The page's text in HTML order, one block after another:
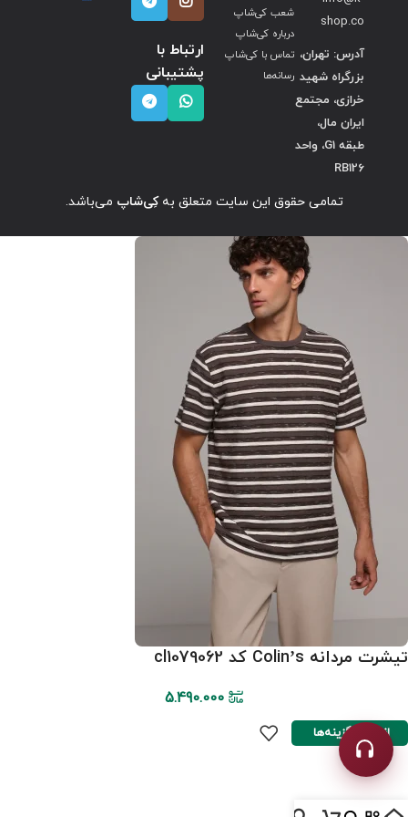
shop.co
آدرس: تهران،
بزرگراه شهید
خرازی، مجتمع
ایران مال،
طبقه G1، واحد
RB126
شعب کی‌شاپ
درباره کی‌شاپ
تماس با کی‌شاپ
رسانه‌ها
ارتباط با
پشتیبانی
تمامی حقوق این سایت متعلق بهکِی‌شاپ می‌باشد.
تیشرت مردانه Colin’s کد cl1079062
5.490.000
انتخاب گزینه‌ها